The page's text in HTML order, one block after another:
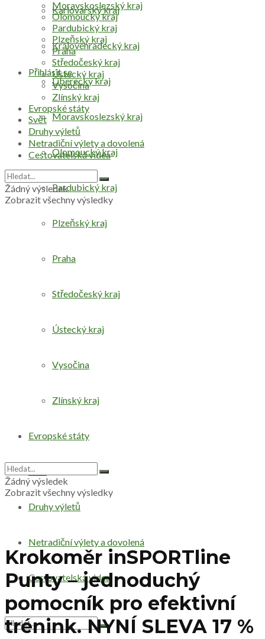
Přihlásit se
Karlovarský kraj
Královéhradecký kraj
Liberecký kraj
Moravskoslezský kraj
Olomoucký kraj
Pardubický kraj
Plzeňský kraj
Praha
Středočeský kraj
Ústecký kraj
Vysočina
Zlínský kraj
Evropské státy
Svět
Druhy výletů
Netradiční výlety a dovolená
Cestovatelská videa
Moravskoslezský kraj
Olomoucký kraj
Pardubický kraj
Plzeňský kraj
Praha
Středočeský kraj
Ústecký kraj
Vysočina
Zlínský kraj
Evropské státy
Svět
Druhy výletů
Netradiční výlety a dovolená
Cestovatelská videa
Žádný výsledek
Zobrazit všechny výsledky
Žádný výsledek
Zobrazit všechny výsledky
Krokoměr inSPORTline
Punty – jednoduchý
pomocník pro efektivní
trénink. NYNÍ SLEVA 17 %